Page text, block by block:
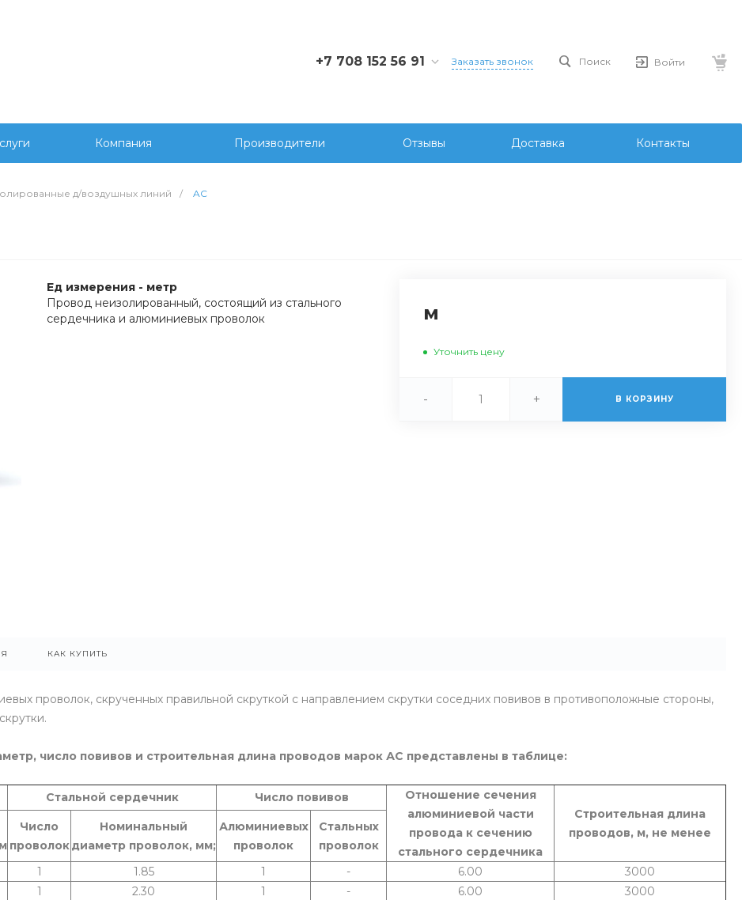
+7 708 152 56 91 Заказать звонок Поиск Войти
Компания Производители Отзывы Доставка Контакты
д/воздушных линий / AC
Ед измерения - метр
Провод неизолированный, состоящий из стального
сердечника и алюминиевых проволок
м
Уточнить цену
- + В КОРЗИНУ
КАК КУПИТЬ
проволок, скрученных правильной скруткой с направлением скрутки соседних повивов в противоположные стороны,
число повивов и строительная длина проводов марок АC представлены в таблице:
Стальной сердечник Число повивов
Отношение сечения
алюминиевой части
провода к сечению
стального сердечника
Строительная длина
проводов, м, не менее
Число
проволок
Номинальный
диаметр проволок, мм;
Алюминиевых
проволок
Стальных
проволок
1 1.85 1 - 6.00
3000
1 2.30 1 - 6.00
3000